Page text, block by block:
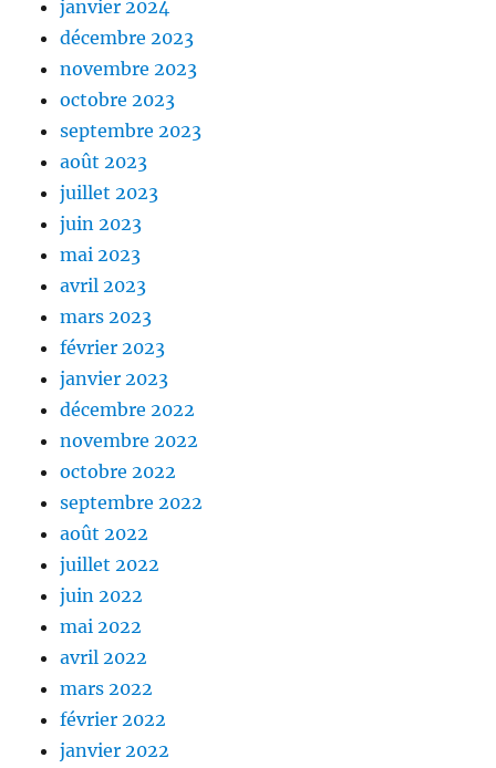
janvier 2024
décembre 2023
novembre 2023
octobre 2023
septembre 2023
août 2023
juillet 2023
juin 2023
mai 2023
avril 2023
mars 2023
février 2023
janvier 2023
décembre 2022
novembre 2022
octobre 2022
septembre 2022
août 2022
juillet 2022
juin 2022
mai 2022
avril 2022
mars 2022
février 2022
janvier 2022